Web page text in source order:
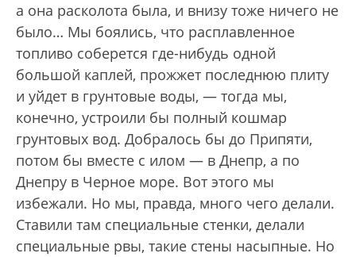
а она расколота была, и внизу тоже ничего не
было… Мы боялись, что расплавленное
топливо соберется где-нибудь одной
большой каплей, прожжет последнюю плиту
и уйдет в грунтовые воды, — тогда мы,
конечно, устроили бы полный кошмар
грунтовых вод. Добралось бы до Припяти,
потом бы вместе с илом — в Днепр, а по
Днепру в Черное море. Вот этого мы
избежали. Но мы, правда, много чего делали.
Ставили там специальные стенки, делали
специальные рвы, такие стены насыпные. Но